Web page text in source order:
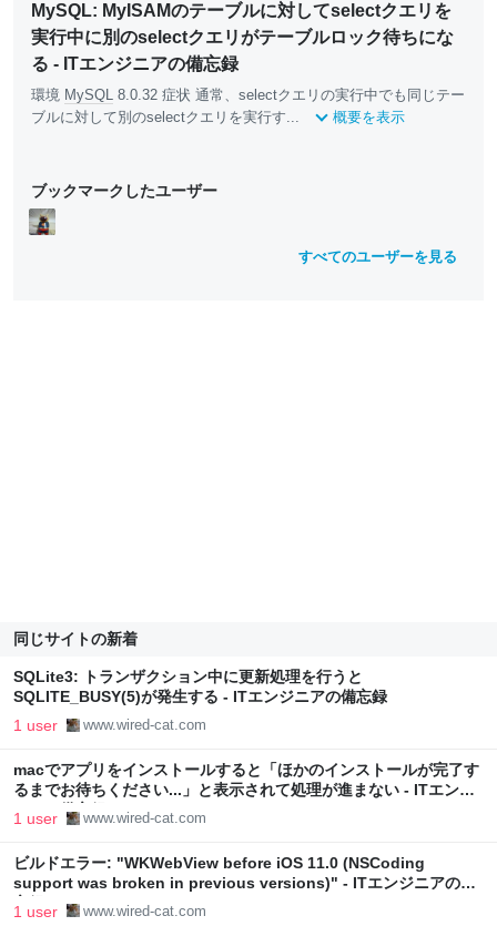
MySQL: MyISAMのテーブルに対してselectクエリを
実行中に別のselectクエリがテーブルロック待ちにな
る - ITエンジニアの備忘録
環境 MySQL 8.0.32 症状 通常、selectクエリの実行中でも同じテー
ブルに対して別のselectクエリを実行す...
概要を表示
ブックマークしたユーザー
すべてのユーザーを見る
同じサイトの新着
SQLite3: トランザクション中に更新処理を行うと
SQLITE_BUSY(5)が発生する - ITエンジニアの備忘録
1 user www.wired-cat.com
macでアプリをインストールすると「ほかのインストールが完了す
るまでお待ちください...」と表示されて処理が進まない - ITエンジ
ニアの備忘録
1 user www.wired-cat.com
ビルドエラー: "WKWebView before iOS 11.0 (NSCoding
support was broken in previous versions)" - ITエンジニアの備
忘録
1 user www.wired-cat.com